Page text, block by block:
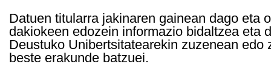
Datuen titularra jakinaren gainean dago eta
dakiokeen edozein informazio bidaltzea eta
Deustuko Unibertsitatearekin zuzenean
beste erakunde batzuei.